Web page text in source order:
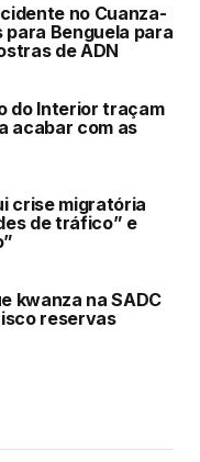
no Cuanza-
Benguela para
de ADN
do Interior traçam
acabar com as
crise migratória
de tráfico” e
kwanza na SADC
reservas